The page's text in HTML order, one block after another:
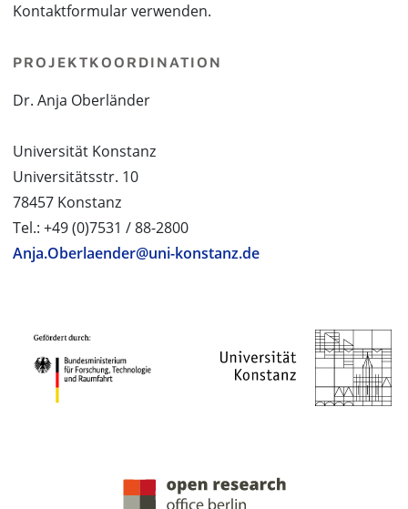
Kontaktformular verwenden.
PROJEKTKOORDINATION
Dr. Anja Oberländer
Universität Konstanz
Universitätsstr. 10
78457 Konstanz
Tel.: +49 (0)7531 / 88-2800
Anja.Oberlaender@uni-konstanz.de